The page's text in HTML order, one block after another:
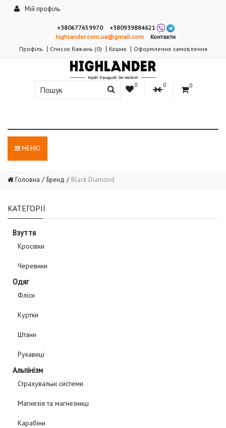
Мій профіль
+380677659970
+380939884621
highlander.com.ua@gmail.com
Контакти
Профіль
Список бажань (0) Кошик Оформлення замовлення
0 0 0
МЕНЮ
Головна Бренд Black Diamond
КАТЕГОРІЇ
Взуття
Кросівки
Черевики
Одяг
Фліси
Куртки
Штани
Рукавиці
Альпінізм
Страхувальні системи
Магнезія та магнезниці
Карабіни